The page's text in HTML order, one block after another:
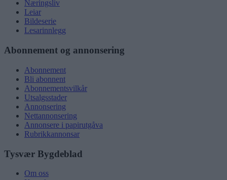
Næringsliv
Leiar
Bildeserie
Lesarinnlegg
Abonnement og annonsering
Abonnement
Bli abonnent
Abonnementsvilkår
Utsalgsstader
Annonsering
Nettannonsering
Annonsere i papirutgåva
Rubrikkannonsar
Tysvær Bygdeblad
Om oss